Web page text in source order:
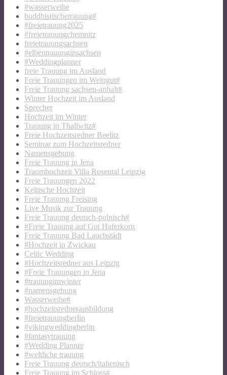
#wasserweihe
buddhistischetrauung#
#freietrauung2025
#freietrauungchemnitz
freietrauungsachsen
#elbentrauunginsachsen
#Weddingplanner
freie Trauung im Ausland
Freie Trauungen im Weingut#
Freie Trauung sachsen-anhalt#
Winter Hochzeit im Ausland
Sprecher
Hochzeit im Winter
Trauung in Thallwitz#
Freie Hochzeitsredner Beelitz
Seminar zum Hochzeitsredner
Namensgebung
Freie Trauung in Jena
Traumhochzeit Villa Rosental Leipzig
Freie Trauungen 2022
Keltische Hochzeit
Freie Trauung Freising
Live Musik zur Trauung
Freie Trauung deutsch-polnisch#
#Freie Trauung auf Gut Haferkorn
Freie Trauung Bad Lauchstädt
#Hochzeit in Zwickau
Celtic Wedding
#Hochzeitsredner aus Leipzig
#Freie Trauungen in Jena
#trauungimwinter
#namensgebung
Wasserweihe#
#hochzeitsrednerausbildung
#freietrauungberlin
#vikingweddingberlin
#fantasytrauung
#Wedding Planner
#weltliche trauung
Freie Trauung deutsch/italienisch
Freie Trauung im Schloss#